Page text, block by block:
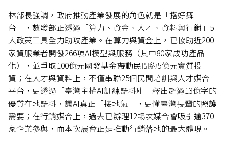
林部長強調，政府推動產業發展的角色就是「搭好舞
台」，數發部正透過「算力、資金、人才、資料與行銷」5
大政策工具全力助攻產業。在算力與資金上，已協助近200
家資服業者開發266項AI模型與服務（其中80家成功產品
化），並爭取100億元國發基金帶動民間約5億元實質投
資；在人才與資料上，不僅串聯25個民間培訓與人才媒合
平台，更透過「臺灣主權AI訓練語料庫」釋出超過13億字的
優質在地語料，讓AI真正「接地氣」，更懂臺灣長輩的照護
需要；在行銷媒合上，過去已辦理12場次媒合會吸引逾370
家企業參與，而本次展會正是推動行銷落地的最大體現。